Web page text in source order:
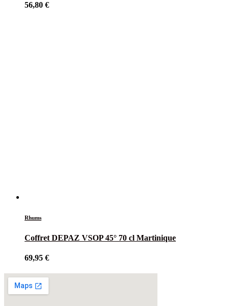
56,80 €
Rhums
Coffret DEPAZ VSOP 45° 70 cl Martinique
69,95 €